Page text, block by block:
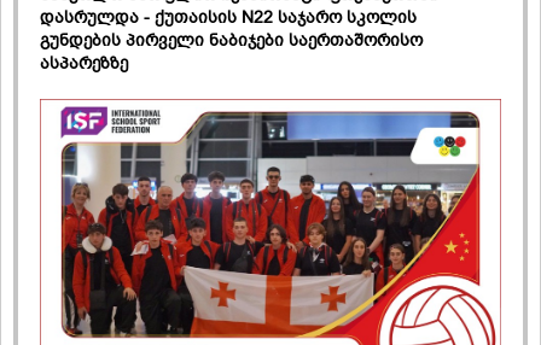
დასრულდა - ქუთაისის N22 საჯარო სკოლის
გუნდების პირველი ნაბიჯები საერთაშორისო
ასპარეზზე